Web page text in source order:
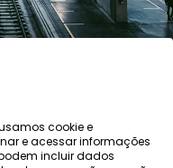
Condições Generais
Política de Cookies
cookie e
e acessar informações
incluir dados